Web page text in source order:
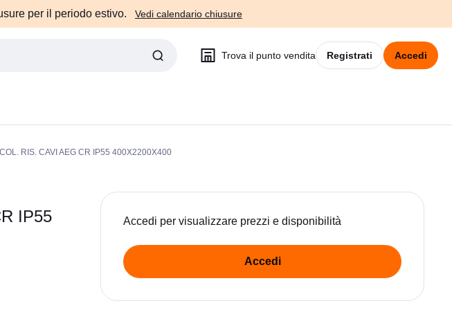
per il periodo estivo. Vedi calendario chiusure
Trova il punto vendita Registrati Accedi
RIS. CAVI AEG CR IP55 400X2200X400
IP55
Accedi per visualizzare prezzi e disponibilità
Accedi